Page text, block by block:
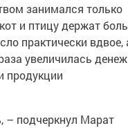
занимался только
и птицу держат
практически вдвое,
увеличилась
продукции
– подчеркнул Марат